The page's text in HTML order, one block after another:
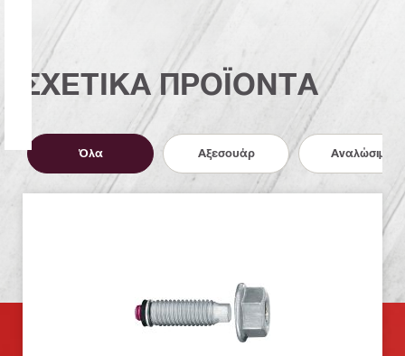
ΣΧΕΤΙΚΑ ΠΡΟΪΟΝΤΑ
Όλα Αξεσουάρ Αναλώσιμα